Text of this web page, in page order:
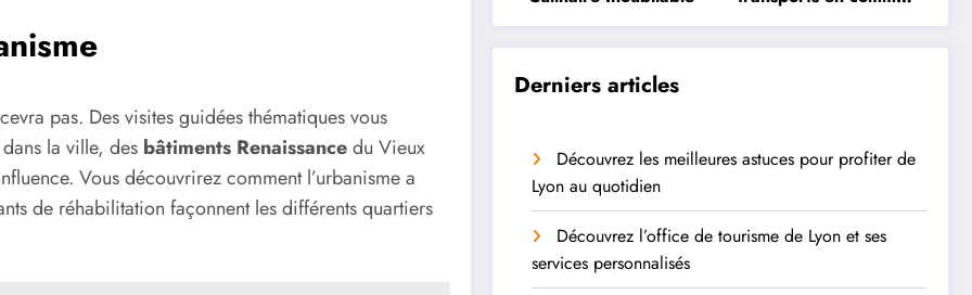
pas. Des visites guidées thématiques vous
la ville, des bâtiments Renaissancedu Vieux
Vous découvrirez comment l’urbanisme a
de réhabilitation façonnent les différents quartiers
à Lyon
Derniers articles
Découvrez les meilleures astuces pour profiter de
Lyon au quotidien
Découvrez l’office de tourisme de Lyon et ses
services personnalisés